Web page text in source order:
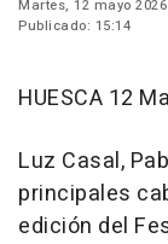
Martes, 12 mayo 2026
Publicado: 15:14
HUESCA 12
Luz Casal,
principales
edición del